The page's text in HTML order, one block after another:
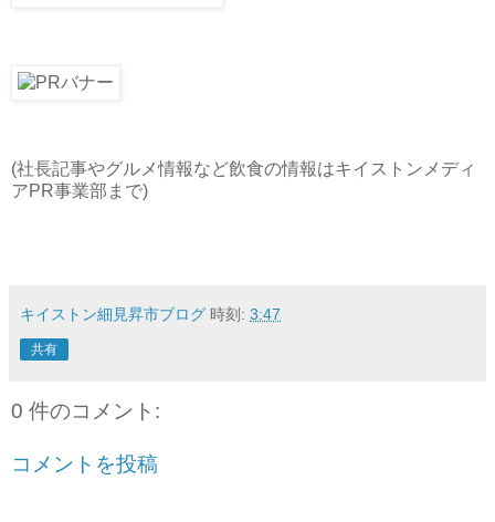
(社長記事やグルメ情報など飲食の情報はキイストンメディ
アPR事業部まで)
キイストン細見昇市ブログ 時刻: 3:47
共有
0 件のコメント:
コメントを投稿